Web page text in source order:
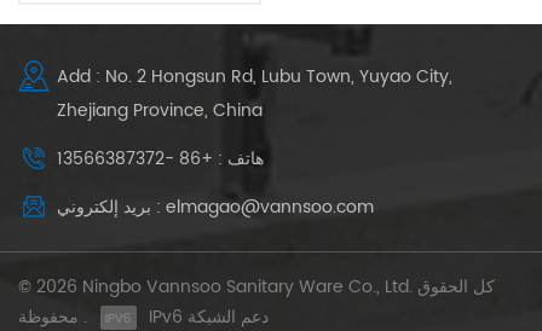
Add : No. 2 Hongsun Rd, Lubu Town, Yuyao City,
Zhejiang Province, China
هاتف : +86 -13566387372
بريد إلكتروني : elmagao@vannsoo.com
© 2026 Ningbo Vannsoo Sanitary Ware Co., Ltd. كل الحقوق
محفوظة .
IPv6 دعم الشبكة